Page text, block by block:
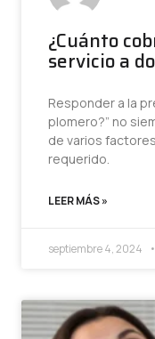
¿Cuánto
servicio a
Responder a la
plomero?” no
de varios
requerido.
LEER MÁS »
septiembre 4, 2024